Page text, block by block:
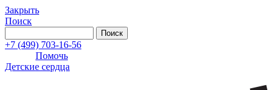
Закрыть
Поиск
+7 (499) 703-16-56
Помочь
Детские сердца